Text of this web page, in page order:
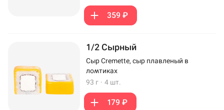
359 ₽
1/2 Сырный
Сыр Cremette, сыр плавленый в
ломтиках
93 г · 4 шт.
179 ₽